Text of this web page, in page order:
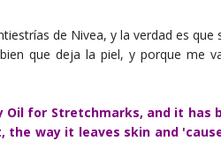
de Nivea, y la verdad es
que deja la piel, y porque me
Oil for Stretchmarks, and it has
the way it leaves skin and